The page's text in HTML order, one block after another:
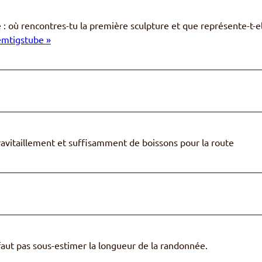
où rencontres-tu la première sculpture et que représente-t-
»
et suffisamment de boissons pour la route
pas sous-estimer la longueur de la randonnée.